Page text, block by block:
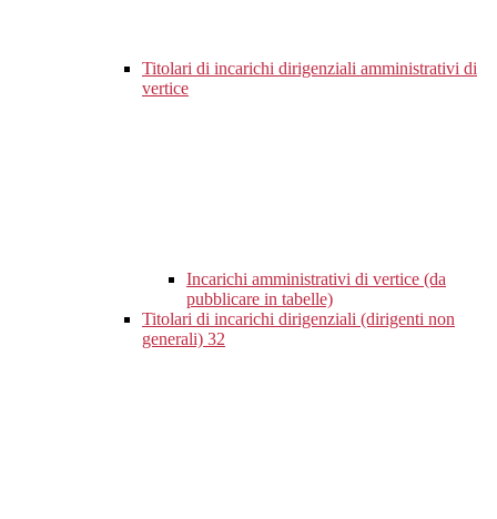
Titolari di incarichi dirigenziali amministrativi di
vertice
Incarichi amministrativi di vertice (da
pubblicare in tabelle)
Titolari di incarichi dirigenziali (dirigenti non
generali) 32